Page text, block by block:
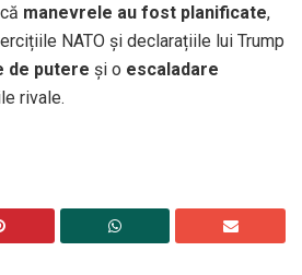
manevrele au fost planificate,
NATO și declarațiile lui Trump
de putere și o escaladare
rivale.